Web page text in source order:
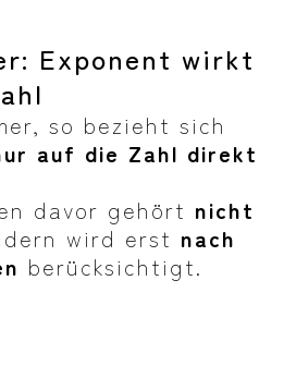
Exponent wirkt
so bezieht sich
auf die Zahl direkt
davor gehört nicht
wird erst nach
berücksichtigt.